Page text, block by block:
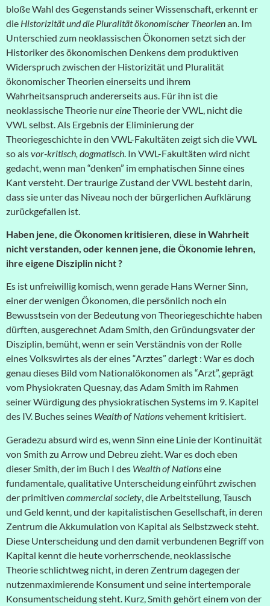
bloße Wahl des Gegenstands seiner Wissenschaft, erkennt er
die Historizität und die Pluralität ökonomischer Theorienan. Im
Unterschied zum neoklassischen Ökonomen setzt sich der
Historiker des ökonomischen Denkens dem produktiven
Widerspruch zwischen der Historizität und Pluralität
ökonomischer Theorien einerseits und ihrem
Wahrheitsanspruch andererseits aus. Für ihn ist die
neoklassische Theorie nureineTheorie der VWL, nicht die
VWL selbst. Als Ergebnis der Eliminierung der
Theoriegeschichte in den VWL-Fakultäten zeigt sich die VWL
so alsvor-kritisch, dogmatisch . In VWL-Fakultäten wird nicht
gedacht, wenn man “denken” im emphatischen Sinne eines
Kant versteht. Der traurige Zustand der VWL besteht darin,
dass sie unter das Niveau noch der bürgerlichen Aufklärung
zurückgefallen ist.
Haben jene, die Ökonomen kritisieren, diese in Wahrheit
nicht verstanden, oder kennen jene, die Ökonomie lehren,
ihre eigene Disziplin nicht ?
Es ist unfreiwillig komisch, wenn gerade Hans Werner Sinn,
einer der wenigen Ökonomen, die persönlich noch ein
Bewusstsein von der Bedeutung von Theoriegeschichte haben
dürften, ausgerechnet Adam Smith, den Gründungsvater der
Disziplin, bemüht, wenn er sein Verständnis von der Rolle
eines Volkswirtes als der eines “Arztes” darlegt : War es doch
genau dieses Bild vom Nationalökonomen als “Arzt”, geprägt
vom Physiokraten Quesnay, das Adam Smith im Rahmen
seiner Würdigung des physiokratischen Systems im 9. Kapitel
des IV. Buches seines Wealth of Nationsvehement kritisiert.
Geradezu absurd wird es, wenn Sinn eine Linie der Kontinuität
von Smith zu Arrow und Debreu zieht. War es doch eben
dieser Smith, der im Buch I des Wealth of Nationseine
fundamentale, qualitative Unterscheidung einführt zwischen
der primitiven commercial society, die Arbeitsteilung, Tausch
und Geld kennt, und der kapitalistischen Gesellschaft, in deren
Zentrum die Akkumulation von Kapital als Selbstzweck steht.
Diese Unterscheidung und den damit verbundenen Begriff von
Kapital kennt die heute vorherrschende, neoklassische
Theorie schlichtweg nicht, in deren Zentrum dagegen der
nutzenmaximierende Konsument und seine intertemporale
Konsumentscheidung steht. Kurz, Smith gehört einem von der